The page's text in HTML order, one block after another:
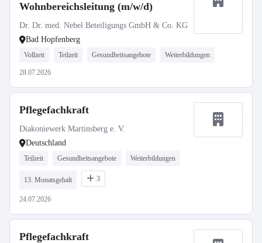
Wohnbereichsleitung (m/w/d)
Dr. Dr. med. Nebel Beteiligungs GmbH & Co. KG
Bad Hopfenberg
Vollzeit Teilzeit Gesundheitsangebote Weiterbildungen
28.07.2026
Pflegefachkraft
Diakoniewerk Martinsberg e. V.
Deutschland
Teilzeit Gesundheitsangebote Weiterbildungen
13. Monatsgehalt 3
24.07.2026
Pflegefachkraft